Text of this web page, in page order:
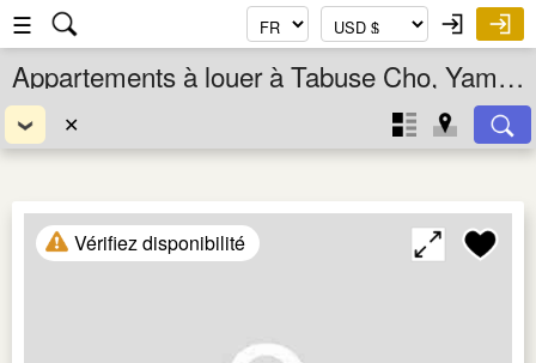
☰
Appartements à louer à Tabuse Cho, Yamaguchi Ken, Chugoku, Japon
✕
Vérifiez disponibilité